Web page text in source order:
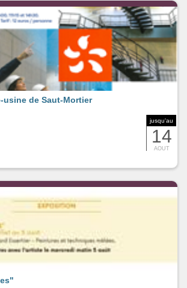
jusqu'au
14
AOUT
usine de Saut-Mortier